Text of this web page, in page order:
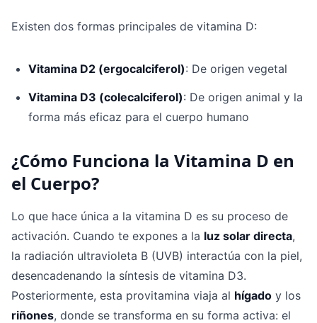
Existen dos formas principales de vitamina D:
Vitamina D2 (ergocalciferol): De origen vegetal
Vitamina D3 (colecalciferol): De origen animal y la
forma más eficaz para el cuerpo humano
¿Cómo Funciona la Vitamina D en
el Cuerpo?
Lo que hace única a la vitamina D es su proceso de
activación. Cuando te expones a la luz solar directa,
la radiación ultravioleta B (UVB) interactúa con la piel,
desencadenando la síntesis de vitamina D3.
Posteriormente, esta provitamina viaja al hígado y los
riñones, donde se transforma en su forma activa: el